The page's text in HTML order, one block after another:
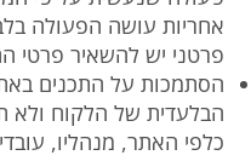
אחריות עושה הפעולה
פרטני יש להשאיר פרטי
הסתמכות על התכנים
הבלעדית של הלקוח ולא
כלפי האתר, מנהליו,